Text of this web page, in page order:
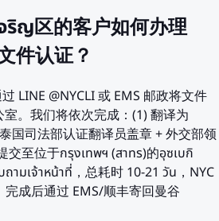
ริญ区的客户如何办理
件认证？
LINE @NYCLI 或 EMS 邮政将文件
。我们将依次完成：(1) 翻译为
国司法部认证翻译员盖章 + 外交部领
交至位于กรุงเทพฯ (สาทร)的อุซเบกิ
ามเจ้าหน้าที่，总耗时 10-21 วัน，NYC
完成后通过 EMS/顺丰寄回曼谷